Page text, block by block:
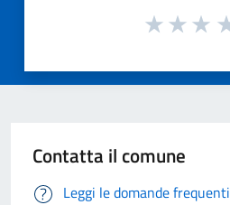
Contatta il comune
Leggi le domande frequenti